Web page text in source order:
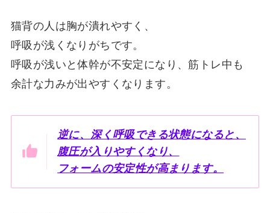
猫背の人は胸が潰れやすく、
呼吸が浅くなりがちです。
呼吸が浅いと体幹が不安定になり、筋トレ中も
余計な力みが出やすくなります。
逆に、深く呼吸できる状態になると、
腹圧が入りやすくなり、
フォームの安定性が高まります。